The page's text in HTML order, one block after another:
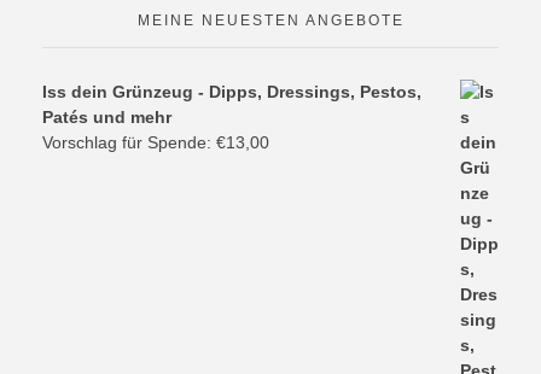
MEINE NEUESTEN ANGEBOTE
Iss dein Grünzeug - Dipps, Dressings, Pestos,
Patés und mehr
Vorschlag für Spende: €13,00